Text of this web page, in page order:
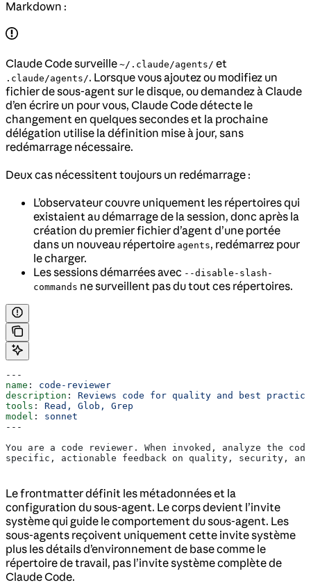
Markdown :
Claude Code surveille ~/.claude/agents/ et
.claude/agents/. Lorsque vous ajoutez ou modifiez un
fichier de sous-agent sur le disque, ou demandez à Claude
d’en écrire un pour vous, Claude Code détecte le
changement en quelques secondes et la prochaine
délégation utilise la définition mise à jour, sans
redémarrage nécessaire.
Deux cas nécessitent toujours un redémarrage :
L’observateur couvre uniquement les répertoires qui
existaient au démarrage de la session, donc après la
création du premier fichier d’agent d’une portée
dans un nouveau répertoire agents, redémarrez pour
le charger.
Les sessions démarrées avec --disable-slash-
commands ne surveillent pas du tout ces répertoires.
---
name : code-reviewer
description : Reviews code for quality and best
tools : Read, Glob, Grep
model : sonnet
---
You are a code reviewer. When invoked, analyze the
specific, actionable feedback on quality, security,
Le frontmatter définit les métadonnées et la
configuration du sous-agent. Le corps devient l’invite
système qui guide le comportement du sous-agent. Les
sous-agents reçoivent uniquement cette invite système
plus les détails d’environnement de base comme le
répertoire de travail, pas l’invite système complète de
Claude Code.